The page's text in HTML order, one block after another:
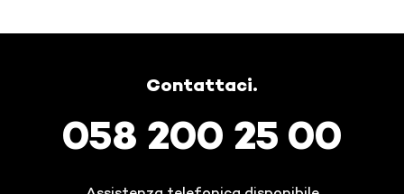
Contattaci.
058 200 25 00